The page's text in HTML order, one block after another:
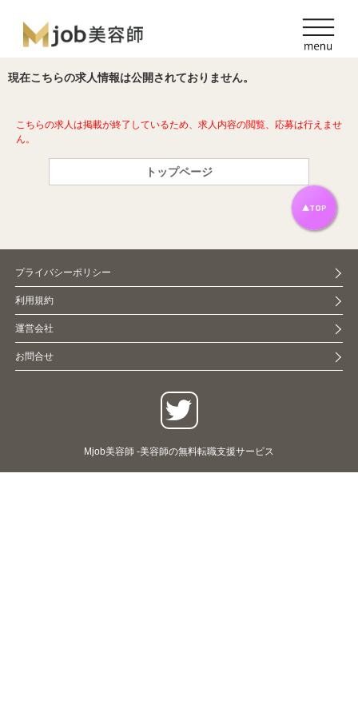
現在こちらの求人情報は公開されておりません。
こちらの求人は掲載が終了しているため、求人内容の閲覧、応募は行えませ
ん。
トップページ
プライバシーポリシー
利用規約
運営会社
お問合せ
Mjob美容師 -美容師の無料転職支援サービス